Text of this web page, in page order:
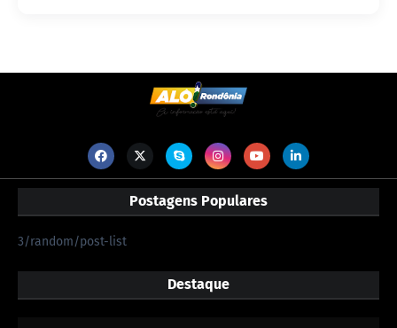
Postagens Populares
3/random/post-list
Destaque